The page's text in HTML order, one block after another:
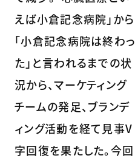
えば小倉記念病院」から
「小倉記念病院は終わっ
た」と言われるまでの状
況から、マーケティング
チームの発足、ブランデ
ィング活動を経て見事V
字回復を果たした。今回